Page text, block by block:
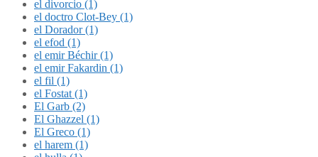
el divorcio (1)
el doctro Clot-Bey (1)
el Dorador (1)
el efod (1)
el emir Béchir (1)
el emir Fakardin (1)
el fil (1)
el Fostat (1)
El Garb (2)
El Ghazzel (1)
El Greco (1)
el harem (1)